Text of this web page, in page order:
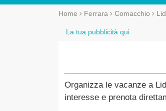
Home Ferrara Comacchio
La tua pubblicità qui
Organizza le vacanze a
interesse e prenota